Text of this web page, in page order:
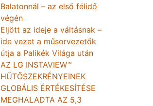
Balatonnál – az első félidő
végén
Eljött az ideje a váltásnak –
ide vezet a műsorvezetők
útja a Palikék Világa után
AZ LG INSTAVIEW™
HŰTŐSZEKRÉNYEINEK
GLOBÁLIS ÉRTÉKESÍTÉSE
MEGHALADTA AZ 5,3